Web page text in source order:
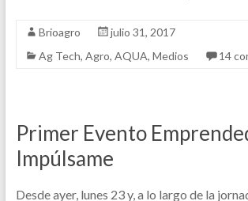
Brioagro
julio 31, 2017
Ag Tech, Agro, AQUA, Medios 14
Primer Evento
Impúlsame
Desde ayer, lunes 23 y, a lo largo de la